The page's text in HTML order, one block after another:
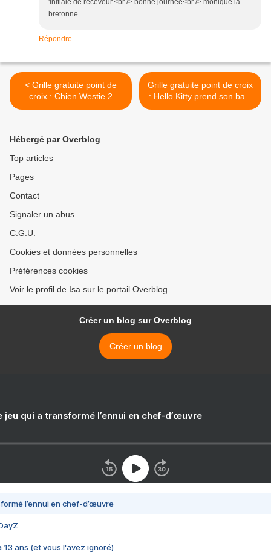
'initiale de receveur.<br /> bonne journee<br /> monique la
bretonne
Répondre
< Grille gratuite point de
croix : Chien Westie 2
Grille gratuite point de croix
: Hello Kitty prend son bain
>
Hébergé par Overblog
Top articles
Pages
Contact
Signaler un abus
C.G.U.
Cookies et données personnelles
Préférences cookies
Voir le profil de Isa sur le portail Overblog
Créer un blog sur Overblog
Créer un blog
jeu qui a transformé l’ennui en chef-d’œuvre
l’ennui en chef-d’œuvre
13 ans (et vous l'avez ignoré)